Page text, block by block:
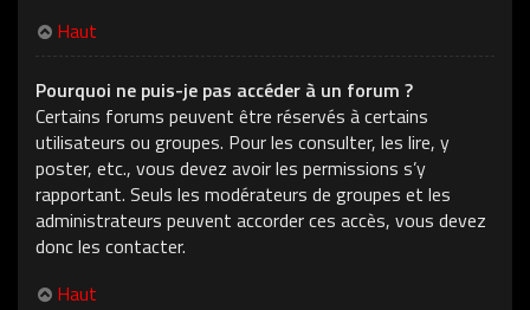
Haut
Pourquoi ne puis-je pas accéder à un forum ?
Certains forums peuvent être réservés à certains
utilisateurs ou groupes. Pour les consulter, les lire, y
poster, etc., vous devez avoir les permissions s’y
rapportant. Seuls les modérateurs de groupes et les
administrateurs peuvent accorder ces accès, vous devez
donc les contacter.
Haut